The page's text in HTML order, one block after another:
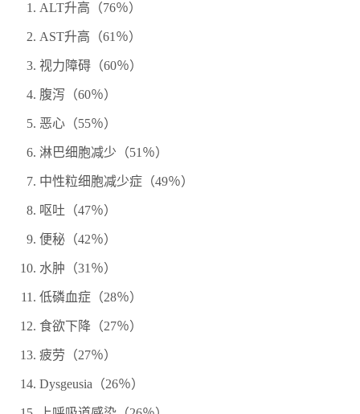
ALT升高（76％）
AST升高（61％）
视力障碍（60％）
腹泻（60％）
恶心（55％）
淋巴细胞减少（51％）
中性粒细胞减少症（49％）
呕吐（47％）
便秘（42％）
水肿（31％）
低磷血症（28％）
食欲下降（27％）
疲劳（27％）
Dysgeusia（26％）